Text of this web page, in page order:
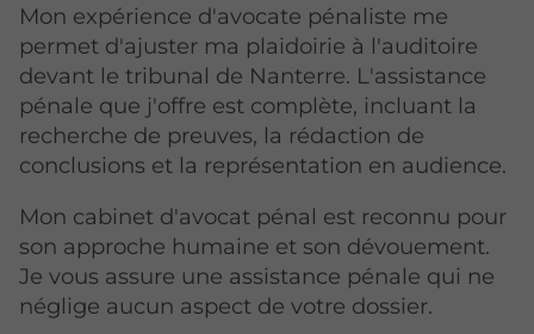
Mon expérience d'avocate pénaliste me
permet d'ajuster ma plaidoirie à l'auditoire
devant le tribunal de Nanterre. L'assistance
pénale que j'offre est complète, incluant la
recherche de preuves, la rédaction de
conclusions et la représentation en audience.
Mon cabinet d'avocat pénal est reconnu pour
son approche humaine et son dévouement.
Je vous assure une assistance pénale qui ne
néglige aucun aspect de votre dossier.